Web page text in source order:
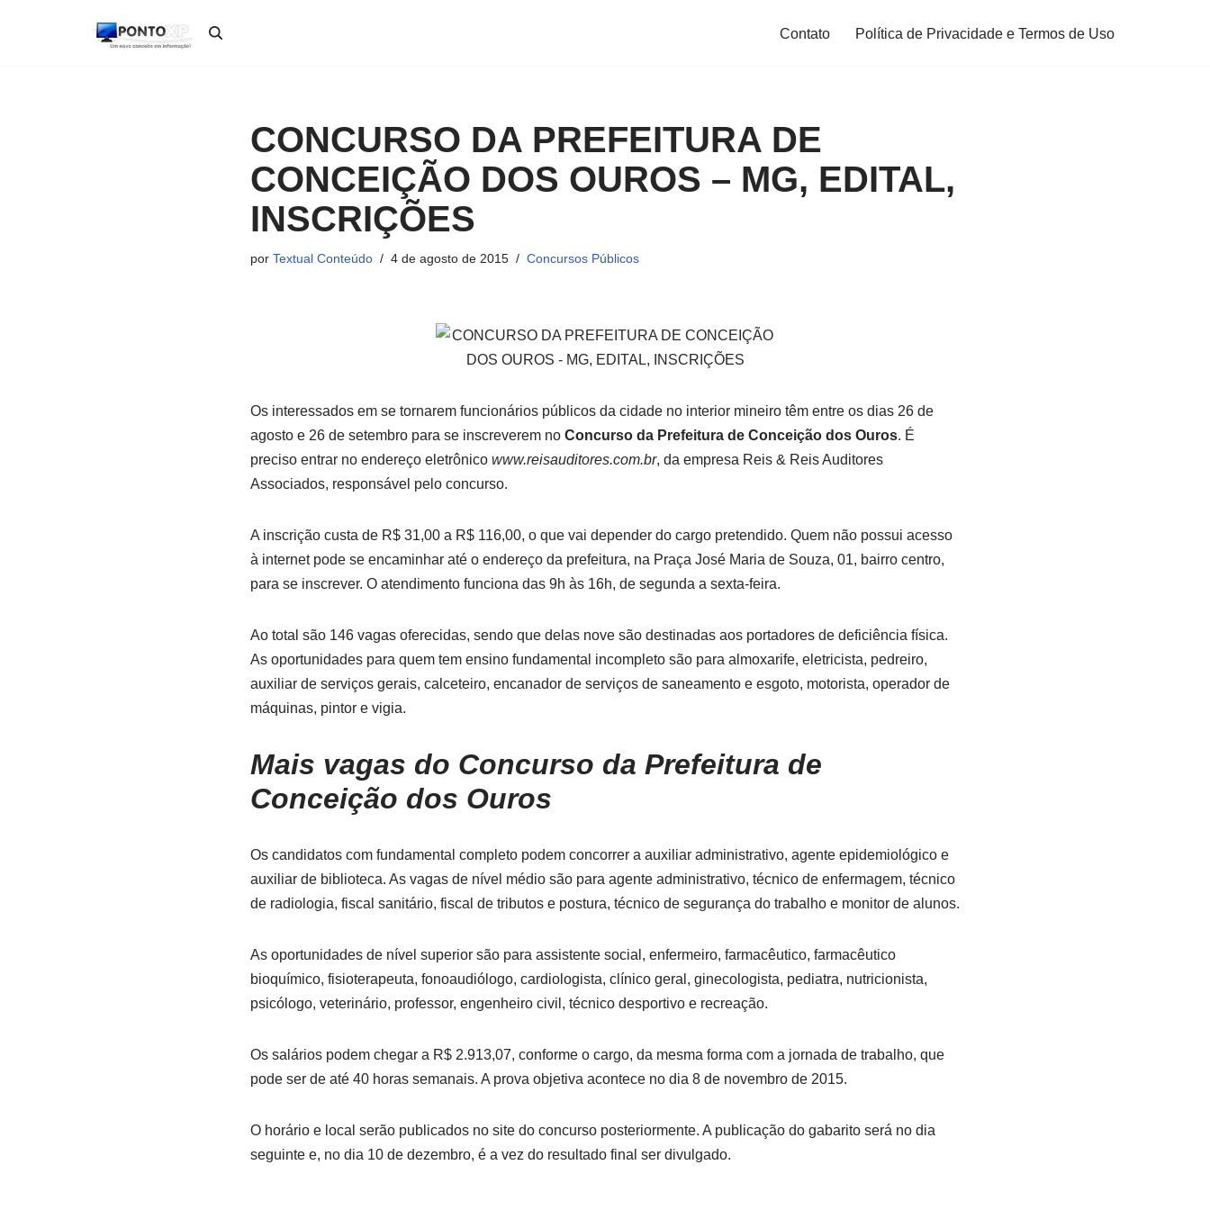
Contato Política de Privacidade e Termos de Uso
CONCURSO DA PREFEITURA DE
CONCEIÇÃO DOS OUROS – MG, EDITAL,
INSCRIÇÕES
por Textual Conteúdo 4 de agosto de 2015 Concursos Públicos
Os interessados em se tornarem funcionários públicos da cidade no interior mineiro têm entre os dias 26 de
agosto e 26 de setembro para se inscreverem no Concurso da Prefeitura de Conceição dos Ouros. É
preciso entrar no endereço eletrônico www.reisauditores.com.br, da empresa Reis & Reis Auditores
Associados, responsável pelo concurso.
A inscrição custa de R$ 31,00 a R$ 116,00, o que vai depender do cargo pretendido. Quem não possui acesso
à internet pode se encaminhar até o endereço da prefeitura, na Praça José Maria de Souza, 01, bairro centro,
para se inscrever. O atendimento funciona das 9h às 16h, de segunda a sexta-feira.
Ao total são 146 vagas oferecidas, sendo que delas nove são destinadas aos portadores de deficiência física.
As oportunidades para quem tem ensino fundamental incompleto são para almoxarife, eletricista, pedreiro,
auxiliar de serviços gerais, calceteiro, encanador de serviços de saneamento e esgoto, motorista, operador de
máquinas, pintor e vigia.
Mais vagas do Concurso da Prefeitura de
Conceição dos Ouros
Os candidatos com fundamental completo podem concorrer a auxiliar administrativo, agente epidemiológico e
auxiliar de biblioteca. As vagas de nível médio são para agente administrativo, técnico de enfermagem, técnico
de radiologia, fiscal sanitário, fiscal de tributos e postura, técnico de segurança do trabalho e monitor de alunos.
As oportunidades de nível superior são para assistente social, enfermeiro, farmacêutico, farmacêutico
bioquímico, fisioterapeuta, fonoaudiólogo, cardiologista, clínico geral, ginecologista, pediatra, nutricionista,
psicólogo, veterinário, professor, engenheiro civil, técnico desportivo e recreação.
Os salários podem chegar a R$ 2.913,07, conforme o cargo, da mesma forma com a jornada de trabalho, que
pode ser de até 40 horas semanais. A prova objetiva acontece no dia 8 de novembro de 2015.
O horário e local serão publicados no site do concurso posteriormente. A publicação do gabarito será no dia
seguinte e, no dia 10 de dezembro, é a vez do resultado final ser divulgado.